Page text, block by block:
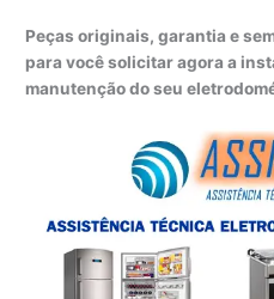
Peças originais, garantia e
para você solicitar agora a
manutenção do seu